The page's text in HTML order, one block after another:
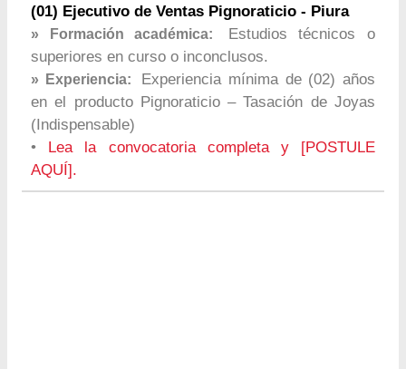
(01) Ejecutivo de Ventas Pignoraticio - Piura
» Formación académica:
Estudios técnicos o
superiores en curso o inconclusos.
» Experiencia:
Experiencia mínima de (02) años
en el producto Pignoraticio – Tasación de Joyas
(Indispensable)
•
Lea la convocatoria completa y [POSTULE
AQUÍ].